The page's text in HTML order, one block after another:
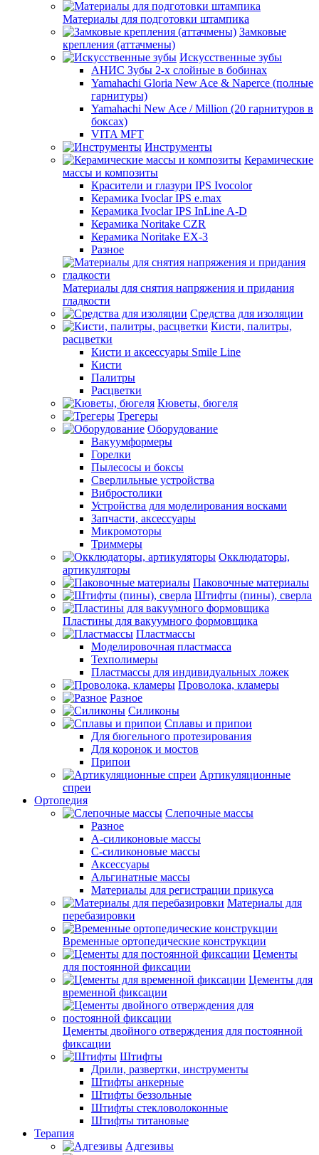
Материалы для подготовки штампика
Замковые
крепления (аттачмены)
Искусственные зубы
АНИС Зубы 2-х слойные в бобинах
Yamahachi Gloria New Ace & Naperce (полные
гарнитуры)
Yamahachi New Ace / Million (20 гарнитуров в
боксах)
VITA MFT
Инструменты
Керамические
массы и композиты
Красители и глазури IPS Ivocolor
Керамика Ivoclar IPS e.max
Керамика Ivoclar IPS InLine A-D
Керамика Noritake CZR
Керамика Noritake EX-3
Разное
Материалы для снятия напряжения и придания
гладкости
Средства для изоляции
Кисти, палитры,
расцветки
Кисти и аксессуары Smile Line
Кисти
Палитры
Расцветки
Кюветы, бюгеля
Трегеры
Оборудование
Вакуумформеры
Горелки
Пылесосы и боксы
Сверлильные устройства
Вибростолики
Устройства для моделирования восками
Запчасти, аксессуары
Микромоторы
Триммеры
Окклюдаторы,
артикуляторы
Паковочные материалы
Штифты (пины), сверла
Пластины для вакуумного формовщика
Пластмассы
Моделировочная пластмасса
Техполимеры
Пластмассы для индивидуальных ложек
Проволока, кламеры
Разное
Силиконы
Сплавы и припои
Для бюгельного протезирования
Для коронок и мостов
Припои
Артикуляционные
спреи
Ортопедия
Слепочные массы
Разное
А-силиконовые массы
С-силиконовые массы
Аксессуары
Альгинатные массы
Материалы для регистрации прикуса
Материалы для
перебазировки
Временные ортопедические конструкции
Цементы
для постоянной фиксации
Цементы для
временной фиксации
Цементы двойного отверждения для постоянной
фиксации
Штифты
Дрили, развертки, инструменты
Штифты анкерные
Штифты беззольные
Штифты стекловолоконные
Штифты титановые
Терапия
Адгезивы